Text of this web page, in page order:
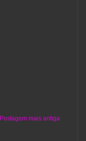
Postagem mais antiga